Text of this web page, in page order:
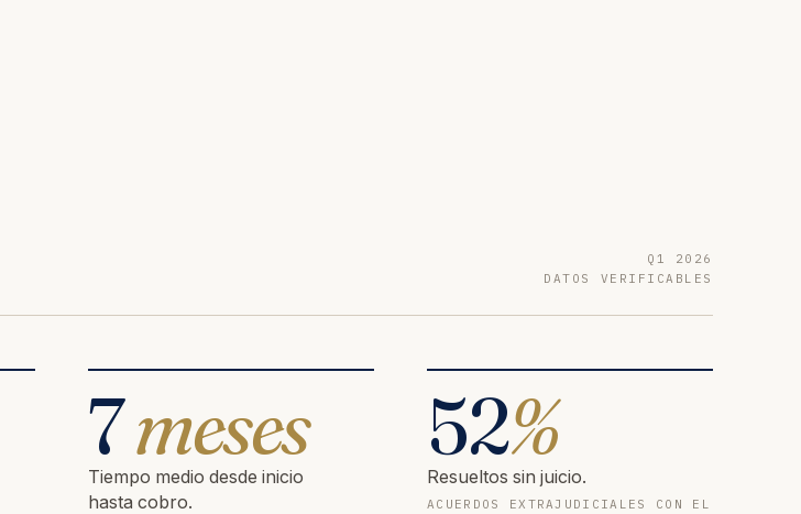
Q1 2026
DATOS VERIFICABLES
7meses
Tiempo medio desde inicio
hasta cobro.
52%
Resueltos sin juicio.
ACUERDOS EXTRAJUDICIALES CON EL